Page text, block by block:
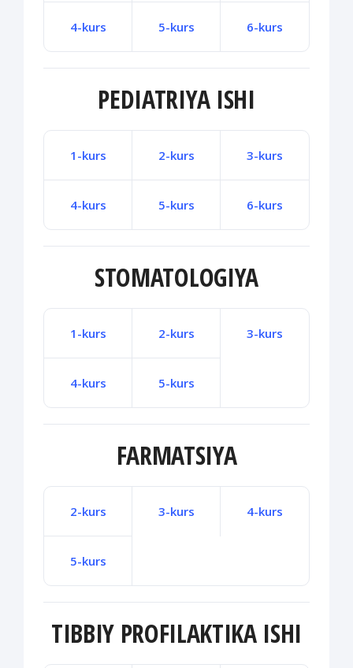
4-kurs 5-kurs 6-kurs
PEDIATRIYA ISHI
1-kurs 2-kurs 3-kurs
4-kurs 5-kurs 6-kurs
STOMATOLOGIYA
1-kurs 2-kurs 3-kurs
4-kurs 5-kurs
FARMATSIYA
2-kurs 3-kurs 4-kurs
5-kurs
TIBBIY PROFILAKTIKA ISHI